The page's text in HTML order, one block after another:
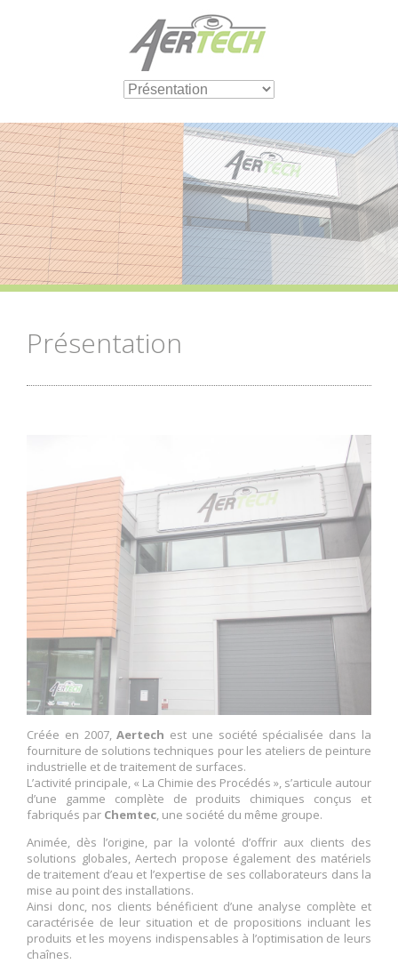
Présentation
Créée en 2007,Aertech est une société spécialisée dans la
fourniture de solutions techniques pour les ateliers de peinture
industrielle et de traitement de surfaces.
L’activité principale, « La Chimie des Procédés », s’articule autour
d’une gamme complète de produits chimiques conçus et
fabriqués par Chemtec, une société du même groupe.
Animée, dès l’origine, par la volonté d’offrir aux clients des
solutions globales, Aertech propose également des matériels
de traitement d’eau et l’expertise de ses collaborateurs dans la
mise au point des installations.
Ainsi donc, nos clients bénéficient d’une analyse complète et
caractérisée de leur situation et de propositions incluant les
produits et les moyens indispensables à l’optimisation de leurs
chaînes.